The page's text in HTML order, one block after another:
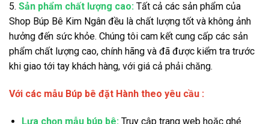
5. Sản phẩm chất lượng cao: Tất cả các sản phẩm của
Shop Búp Bê Kim Ngân đều là chất lượng tốt và không ảnh
hưởng đến sức khỏe. Chúng tôi cam kết cung cấp các sản
phẩm chất lượng cao, chính hãng và đã được kiểm tra trước
khi giao tới tay khách hàng, với giá cả phải chăng.
Với các mẫu Búp bê đặt Hành theo yêu cầu :
Lựa chọn mẫu búp bê: Truy cập trang web hoặc ghé